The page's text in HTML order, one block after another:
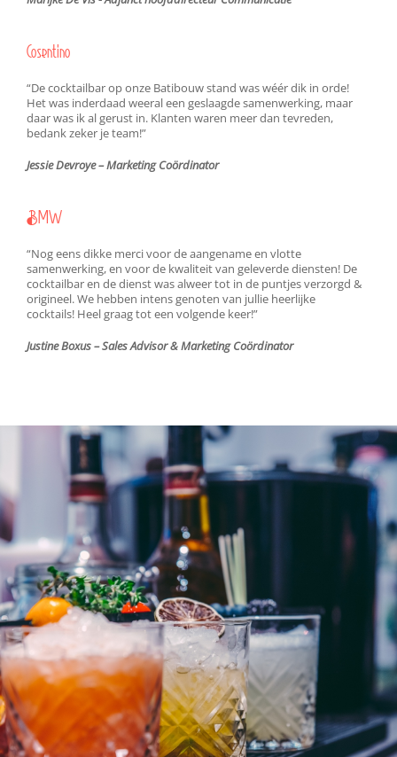
Cosentino
“De cocktailbar op onze Batibouw stand was wéér dik in orde!
Het was inderdaad weeral een geslaagde samenwerking, maar
daar was ik al gerust in. Klanten waren meer dan tevreden,
bedank zeker je team!”
Jessie Devroye – Marketing Coördinator
BMW
“Nog eens dikke merci voor de aangename en vlotte
samenwerking, en voor de kwaliteit van geleverde diensten! De
cocktailbar en de dienst was alweer tot in de puntjes verzorgd &
origineel. We hebben intens genoten van jullie heerlijke
cocktails! Heel graag tot een volgende keer!”
Justine Boxus – Sales Advisor & Marketing Coördinator